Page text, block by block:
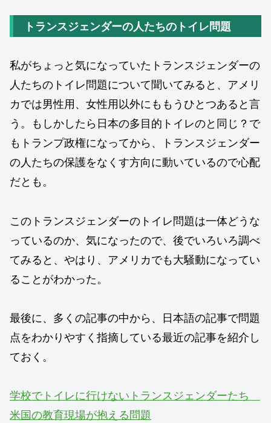
トランスジェンダーの人たちのトイレ問題
私がちょっと気になっていたトランスジェンダーの
人たちのトイレ問題について聞いてみると、アメリ
カでは男性用、女性用以外にももうひとつあると言
う。もしかしたら日本の多目的トイレのと同じ？で
もトランプ政権になってから、トランスジェンダー
の人たちの保護をなくす方向に動いているので心配
だとも。
このトランスジェンダーのトイレ問題は一体どうな
っているのか、気になったので、後でいろいろ調べ
てみると、やはり、アメリカでも大騒動になってい
ることがわかった。
最後に、多くの記事の中から、日本語の記事で問題
点をわかりやすく指摘している最近の記事を紹介し
ておく。
学校でトイレに行けないトランスジェンダーたち
米国の教育現場が抱える問題